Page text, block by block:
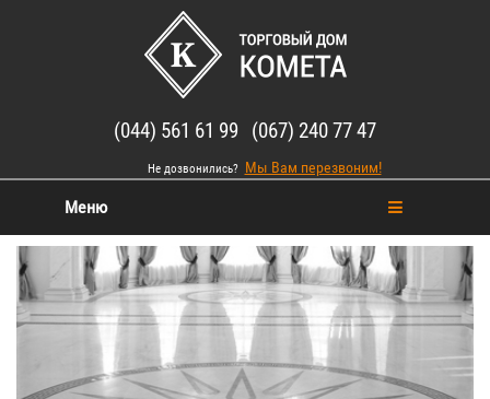
(044) 561 61 99 (067) 240 77 47
Не дозвонились? Мы Вам перезвоним!
Меню